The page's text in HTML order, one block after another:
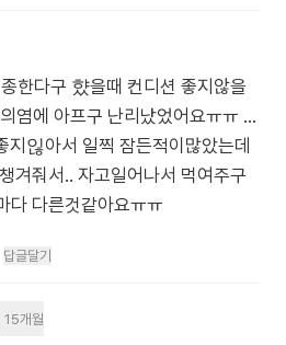
한다구 햤을때 컨디션 좋지않을
염에 아프구 난리났었어요ㅠㅠ ...
지읺아서 일찍 잠든적이많았는데
겨줘서.. 자고일어나서 먹여주구
다 다른것같아요ㅠㅠ
답글달기
15개월